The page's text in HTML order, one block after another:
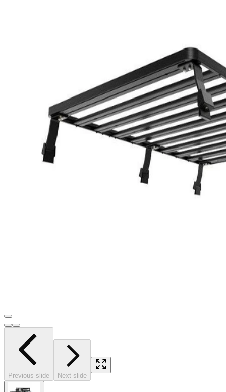
Previous slide Next slide